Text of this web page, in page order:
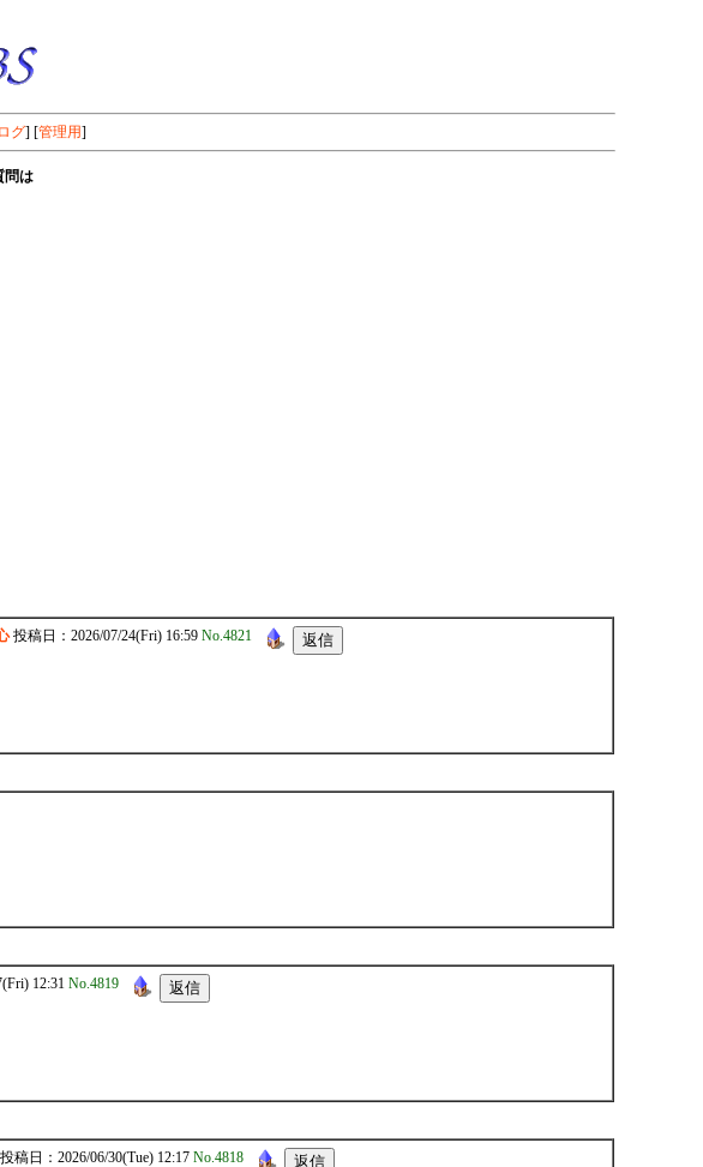
グ] [管理用]
問は
投稿日：2026/07/24(Fri) 16:59 No.4821
12:31 No.4819
稿日：2026/06/30(Tue) 12:17 No.4818